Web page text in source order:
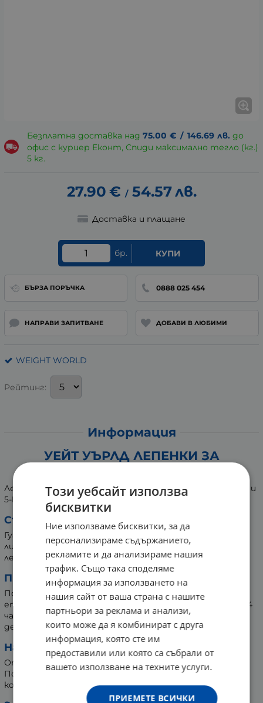
Безплатна доставка над 75.00 € / 146.69 лв. до
офис с куриер Еконт, Спиди максимално тегло (кг.)
5 кг.
27.90 € / 54.57лв.
Доставка и плащане
бр. КУПИ
БЪРЗА ПОРЪЧКА 0888 025 454
НАПРАВИ ЗАПИТВАНЕ ДОБАВИ В ЛЮБИМИ
WEIGHT WORLD
Рейтинг:
Информация
УЕЙТ УЪРЛД ЛЕПЕНКИ ЗА
Лепенки за отслабване с екстракт от Гуарана, Фукус и
5-HTP.
Съставки:
Гуарана (екстракт от плод), зелен чай (екстракт от
лист), 5-HTP (от семена на грифония), екстракт от
ленено семе, екстракт от фукус.
Препоръки за употреба:
Поставете 1 пластир върху добре почистена,
епилирана и суха кожа. Сменяйте пластира на всеки 24
часа. Не поставяйте повече от 1 пластир за
денонощие.
Начин на употреба:
Отлепете лепенката от задната и страна.
Поставете залепващата част на рамото, гърба,
корема или външната страна на бедрото.
Този уебсайт използва
бисквитки
Ние използваме бисквитки, за да
персонализираме съдържанието,
рекламите и да анализираме нашия
трафик. Също така споделяме
информация за използването на
нашия сайт от ваша страна с нашите
партньори за реклама и анализи,
които може да я комбинират с друга
информация, която сте им
предоставили или която са събрали от
вашето използване на техните услуги.
ПРИЕМЕТЕ ВСИЧКИ